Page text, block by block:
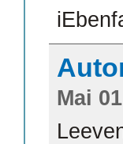
Mai